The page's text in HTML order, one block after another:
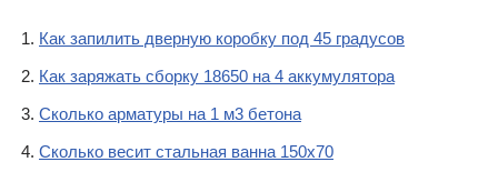
Как запилить дверную коробку под 45 градусов
Как заряжать сборку 18650 на 4 аккумулятора
Сколько арматуры на 1 м3 бетона
Сколько весит стальная ванна 150х70